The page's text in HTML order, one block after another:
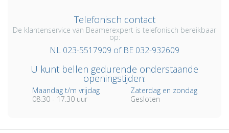
Telefonisch contact
De klantenservice van Beamerexpert is telefonisch bereikbaar
op:
NL 023-5517909 of BE 032-932609
U kunt bellen gedurende onderstaande
openingstijden:
Maandag t/m vrijdag
08:30 - 17.30 uur
Zaterdag en zondag
Gesloten